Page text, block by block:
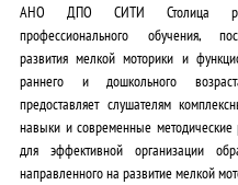
АНО ДПО СИТИ Столица
профессионального обучения,
развития мелкой моторики и
раннего и дошкольного
предоставляет слушателям
навыки и современные методические
для эффективной организации
направленного на развитие мелкой